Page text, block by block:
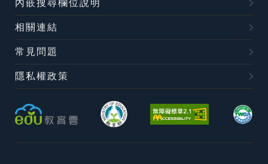
內嵌搜尋欄位說明
相關連結
常見問題
隱私權政策